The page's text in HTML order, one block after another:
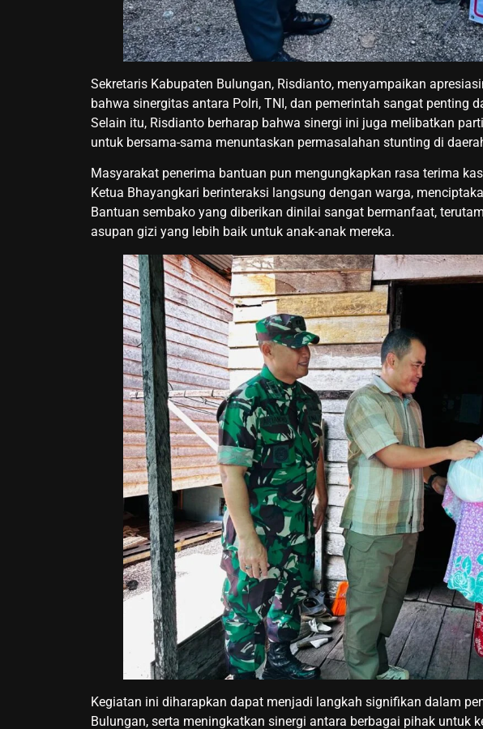
Sekretaris Kabupaten Bulungan, Risdianto, menyampaikan
bahwa sinergitas antara Polri, TNI, dan pemerintah sangat penting
Selain itu, Risdianto berharap bahwa sinergi ini juga melibatkan
untuk bersama-sama menuntaskan permasalahan stunting di
Masyarakat penerima bantuan pun mengungkapkan rasa terima
Ketua Bhayangkari berinteraksi langsung dengan warga,
Bantuan sembako yang diberikan dinilai sangat bermanfaat,
asupan gizi yang lebih baik untuk anak-anak mereka.
Kegiatan ini diharapkan dapat menjadi langkah signifikan dalam
Bulungan, serta meningkatkan sinergi antara berbagai pihak untuk